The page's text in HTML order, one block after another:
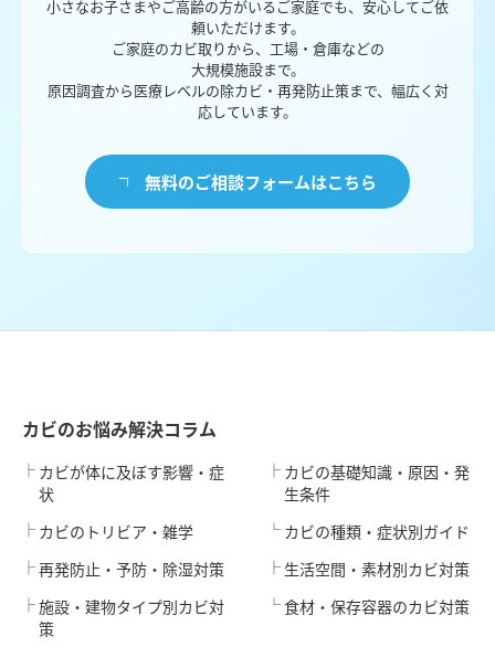
小さなお子さまやご高齢の方がいるご家庭でも、安心してご依
頼いただけます。
ご家庭のカビ取りから、工場・倉庫などの
大規模施設まで。
原因調査から医療レベルの除カビ・再発防止策まで、幅広く対
応しています。
無料のご相談フォームはこちら
カビのお悩み解決コラム
カビが体に及ぼす影響・症
状
カビのトリビア・雑学
カビの基礎知識・原因・発
生条件
カビの種類・症状別ガイド
再発防止・予防・除湿対策
施設・建物タイプ別カビ対
策
生活空間・素材別カビ対策
食材・保存容器のカビ対策